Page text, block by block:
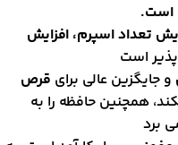
است.
تعداد اسپرم، افزایش
است
و جایگزین عالی برایقرص
همچنین حافظه را به
برد